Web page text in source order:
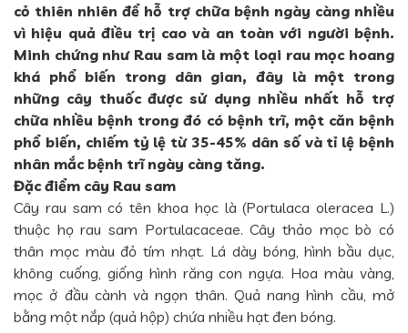
cỏ thiên nhiên để hỗ trợ chữa bệnh ngày càng nhiều
vì hiệu quả điều trị cao và an toàn với người bệnh.
Minh chứng như Rau sam là một loại rau mọc hoang
khá phổ biến trong dân gian, đây là một trong
những cây thuốc được sử dụng nhiều nhất hỗ trợ
chữa nhiều bệnh trong đó có bệnh trĩ, một căn bệnh
phổ biến, chiếm tỷ lệ từ 35-45% dân số và tỉ lệ bệnh
nhân mắc bệnh trĩ ngày càng tăng.
Đặc điểm cây Rau sam
Cây rau sam có tên khoa học là (Portulaca oleracea L.)
thuộc họ rau sam Portulacaceae. Cây thảo mọc bò có
thân mọc màu đỏ tím nhạt. Lá dày bóng, hình bầu dục,
không cuống, giống hình răng con ngựa. Hoa màu vàng,
mọc ở đầu cành và ngọn thân. Quả nang hình cầu, mở
bằng một nắp (quả hộp) chứa nhiều hạt đen bóng.